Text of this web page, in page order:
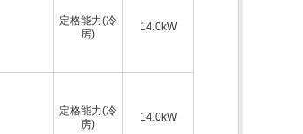
定格能力(冷
房)
14.0kW
定格能力(冷
房)
14.0kW